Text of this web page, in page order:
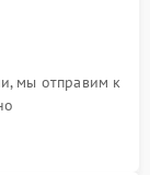
мы отправим к